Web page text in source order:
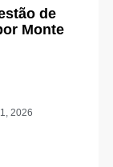
de
Monte
2026